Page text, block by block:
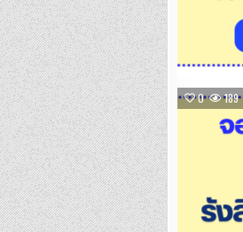
0 189